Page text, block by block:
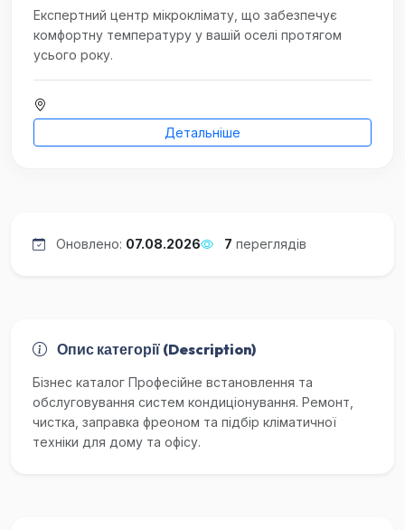
Експертний центр мікроклімату, що забезпечує
комфортну температуру у вашій оселі протягом
усього року.
Детальніше
Оновлено: 07.08.2026 7 переглядів
Опис категорії (Description)
Бізнес каталог Професійне встановлення та
обслуговування систем кондиціонування. Ремонт,
чистка, заправка фреоном та підбір кліматичної
техніки для дому та офісу.